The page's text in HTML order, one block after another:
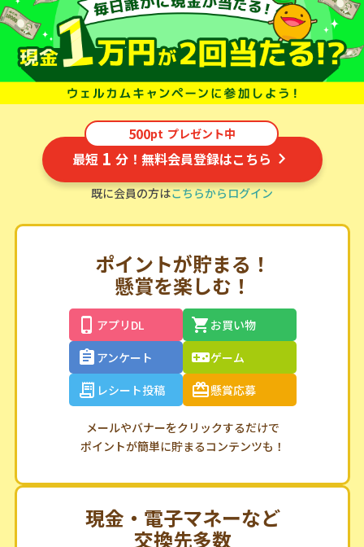
500pt プレゼント中
最短 1 分！無料会員登録はこちら
既に会員の方はこちらからログイン
ポイントが貯まる！
懸賞を楽しむ！
アプリDL
お買い物
アンケート
ゲーム
レシート投稿
懸賞応募
メールやバナーをクリックするだけで
ポイントが簡単に貯まるコンテンツも！
現金・電子マネーなど
交換先多数